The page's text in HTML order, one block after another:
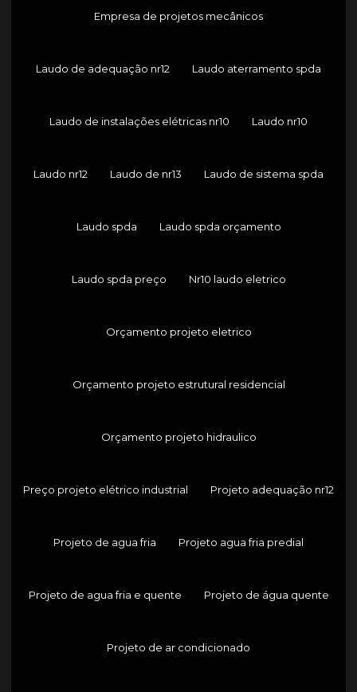
Empresa de projetos mecânicos
Laudo de adequação nr12 Laudo aterramento spda
Laudo de instalações elétricas nr10 Laudo nr10
Laudo nr12 Laudo de nr13 Laudo de sistema spda
Laudo spda Laudo spda orçamento
Laudo spda preço Nr10 laudo eletrico
Orçamento projeto eletrico
Orçamento projeto estrutural residencial
Orçamento projeto hidraulico
Preço projeto elétrico industrial Projeto adequação nr12
Projeto de agua fria Projeto agua fria predial
Projeto de agua fria e quente Projeto de água quente
Projeto de ar condicionado